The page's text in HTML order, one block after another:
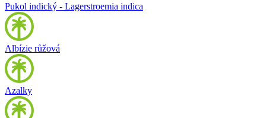
Pukol indický - Lagerstroemia indica
Albízie růžová
Azalky